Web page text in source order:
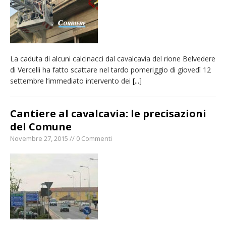
La caduta di alcuni calcinacci dal cavalcavia del rione Belvedere
di Vercelli ha fatto scattare nel tardo pomeriggio di giovedì 12
settembre l’immediato intervento dei [...]
Cantiere al cavalcavia: le precisazioni
del Comune
Novembre 27, 2015 // 0 Commenti